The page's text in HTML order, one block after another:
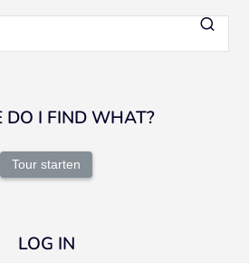
DO I FIND WHAT?
Tour starten
LOG IN